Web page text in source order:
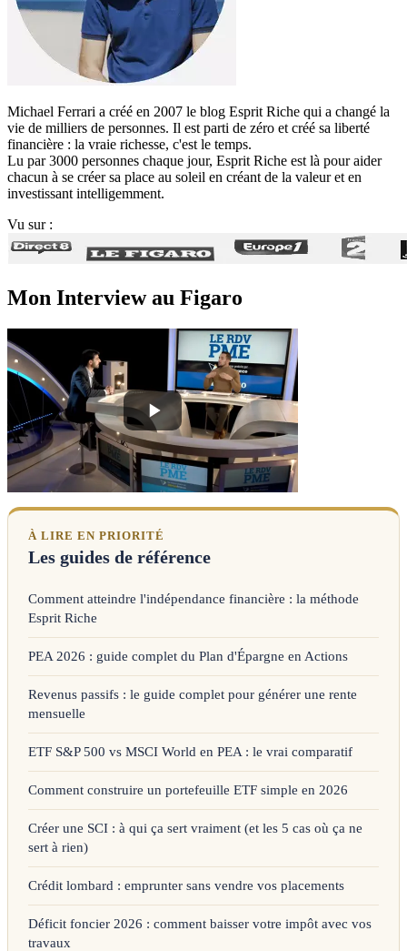
Michael Ferrari a créé en 2007 le blog Esprit Riche qui a changé la
vie de milliers de personnes. Il est parti de zéro et créé sa liberté
financière : la vraie richesse, c'est le temps.
Lu par 3000 personnes chaque jour, Esprit Riche est là pour aider
chacun à se créer sa place au soleil en créant de la valeur et en
investissant intelligemment.
Vu sur :
Mon Interview au Figaro
À LIRE EN PRIORITÉ
Les guides de référence
Comment atteindre l'indépendance financière : la méthode
Esprit Riche
PEA 2026 : guide complet du Plan d'Épargne en Actions
Revenus passifs : le guide complet pour générer une rente
mensuelle
ETF S&P 500 vs MSCI World en PEA : le vrai comparatif
Comment construire un portefeuille ETF simple en 2026
Créer une SCI : à qui ça sert vraiment (et les 5 cas où ça ne
sert à rien)
Crédit lombard : emprunter sans vendre vos placements
Déficit foncier 2026 : comment baisser votre impôt avec vos
travaux